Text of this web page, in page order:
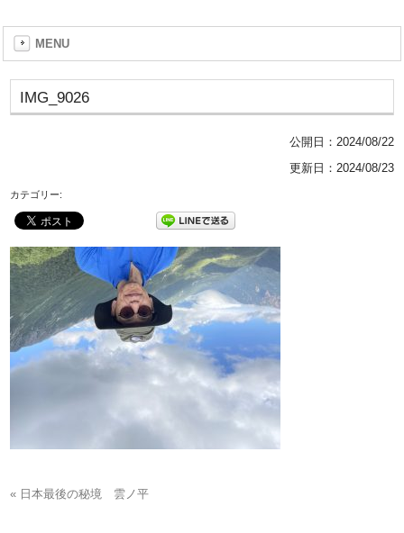
MENU
IMG_9026
公開日： 2024/08/22
更新日：2024/08/23
カテゴリー:
« 日本最後の秘境 雲ノ平